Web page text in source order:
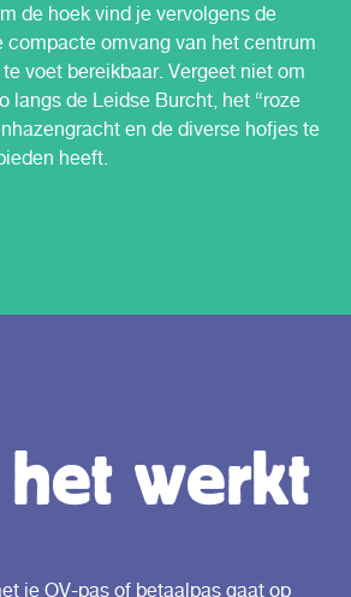
de hoek vind je vervolgens de
compacte omvang van het centrum
voet bereikbaar. Vergeet niet om
langs de Leidse Burcht, het “roze
en de diverse hofjes te
heeft.
werkt
je OV-pas of betaalpas gaat op